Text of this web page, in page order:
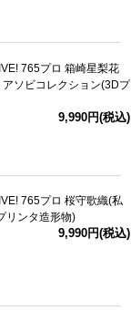
765プロ 箱崎星梨花
ソビコレクション(3Dプ
9,990円(税込)
765プロ 桜守歌織(私
リンタ造形物)
9,990円(税込)